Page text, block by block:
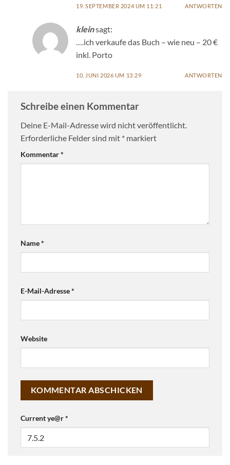
19. SEPTEMBER 2024 UM 11:21 ANTWORTEN
kleinsagt:
….ich verkaufe das Buch – wie neu – 20 €
inkl. Porto
10. JUNI 2026 UM 13:29 ANTWORTEN
Schreibe einen Kommentar
Deine E-Mail-Adresse wird nicht veröffentlicht.
Erforderliche Felder sind mit * markiert
Kommentar*
Name*
E-Mail-Adresse*
Website
Current ye@r*